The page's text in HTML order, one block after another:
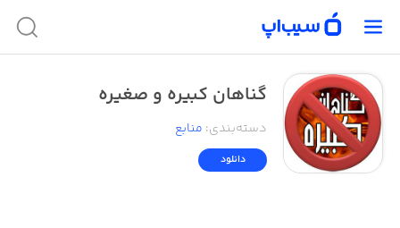
گناهان کبیره و صغیره
دسته‌بندی: منابع
دانلود